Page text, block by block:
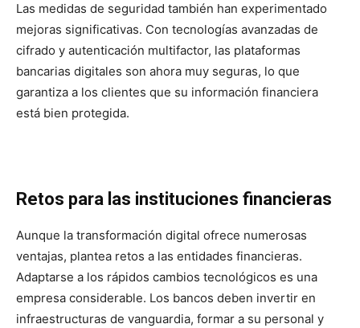
Las medidas de seguridad también han experimentado
mejoras significativas. Con tecnologías avanzadas de
cifrado y autenticación multifactor, las plataformas
bancarias digitales son ahora muy seguras, lo que
garantiza a los clientes que su información financiera
está bien protegida.
Retos para las instituciones financieras
Aunque la transformación digital ofrece numerosas
ventajas, plantea retos a las entidades financieras.
Adaptarse a los rápidos cambios tecnológicos es una
empresa considerable. Los bancos deben invertir en
infraestructuras de vanguardia, formar a su personal y